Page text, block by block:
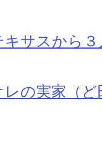
サスから３
の実家（ど